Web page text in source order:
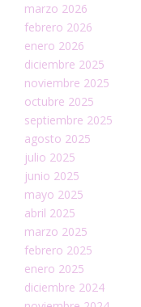
marzo 2026
febrero 2026
enero 2026
diciembre 2025
noviembre 2025
octubre 2025
septiembre 2025
agosto 2025
julio 2025
junio 2025
mayo 2025
abril 2025
marzo 2025
febrero 2025
enero 2025
diciembre 2024